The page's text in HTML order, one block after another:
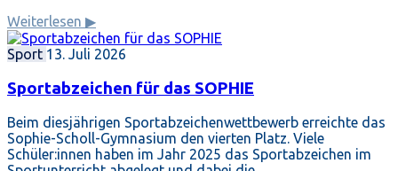
Weiterlesen ▶
Sport 13. Juli 2026
Sportabzeichen für das SOPHIE
Beim diesjährigen Sportabzeichenwettbewerb erreichte das
Sophie-Scholl-Gymnasium den vierten Platz. Viele
Schüler:innen haben im Jahr 2025 das Sportabzeichen im